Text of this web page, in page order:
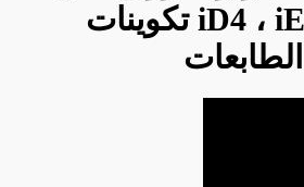
تكوينات iD4 ، iE4 و iT4
الطابعات